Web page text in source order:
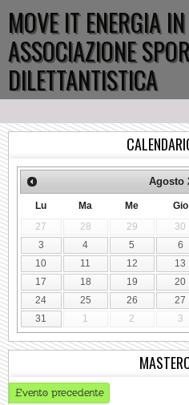
MOVE IT ENERGIA
ASSOCIAZIONE
DILETTANTISTICA
Agosto
Lu Ma Me Gio
27
28 29 30
3
4 5 6
10
11 12 13
17
18 19 20
24
25 26 27
31
1 2 3
Evento precedente